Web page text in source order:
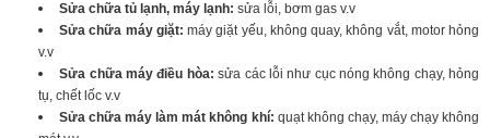
Sửa chữa tủ lạnh, máy lạnh: sửa lỗi, bơm gas v.v
Sửa chữa máy giặt:máy giặt yếu, không quay, không vắt, motor hỏng
v.v
Sửa chữa máy điều hòa: sửa các lỗi như cục nóng không chạy, hỏng
tụ, chết lốc v.v
Sửa chữa máy làm mát không khí: quạt không chạy, máy chạy không